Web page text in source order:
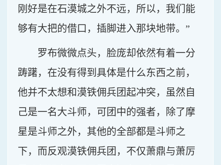
刚好是在石漠城之外不远，所以，我们能
够有大把的借口，插脚进入那块地带。”
罗布微微点头，脸庞却依然有着一分
踌躇，在没有得到具体是什么东西之前，
他并不太想和漠铁佣兵团起冲突，虽然自
己是一名大斗师，可团中的强者，除了摩
星是斗师之外，其他的全部都是斗师之
下，而反观漠铁佣兵团，不仅萧鼎与萧厉